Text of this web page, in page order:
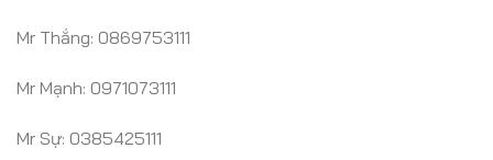
Mr Thắng: 0869753111
Mr Mạnh: 0971073111
Mr Sự: 0385425111